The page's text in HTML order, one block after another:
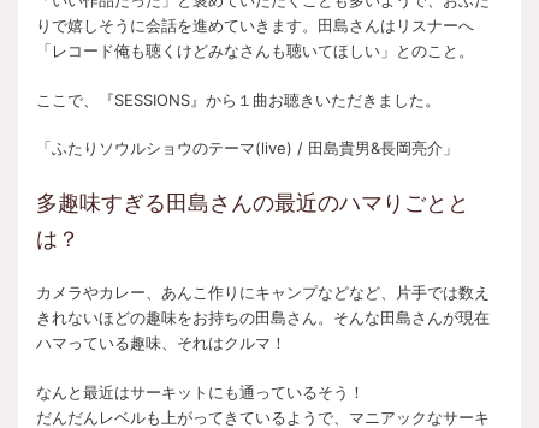
りで嬉しそうに会話を進めていきます。田島さんはリスナーへ
「レコード俺も聴くけどみなさんも聴いてほしい」とのこと。
ここで、『SESSIONS』から１曲お聴きいただきました。
「ふたりソウルショウのテーマ(live) / 田島貴男&長岡亮介」
多趣味すぎる田島さんの最近のハマりごとと
は？
カメラやカレー、あんこ作りにキャンプなどなど、片手では数え
きれないほどの趣味をお持ちの田島さん。そんな田島さんが現在
ハマっている趣味、それはクルマ！
なんと最近はサーキットにも通っているそう！
だんだんレベルも上がってきているようで、マニアックなサーキ